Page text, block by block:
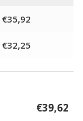
€35,92
€32,25
€39,62